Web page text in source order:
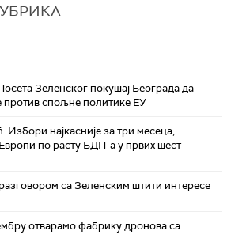
Зеленског покушај Београда да
против спољне политике ЕУ
Избори најкасније за три месеца,
по расту БДП-а у првих шест
са Зеленским штити интересе
отварамо фабрику дронова са